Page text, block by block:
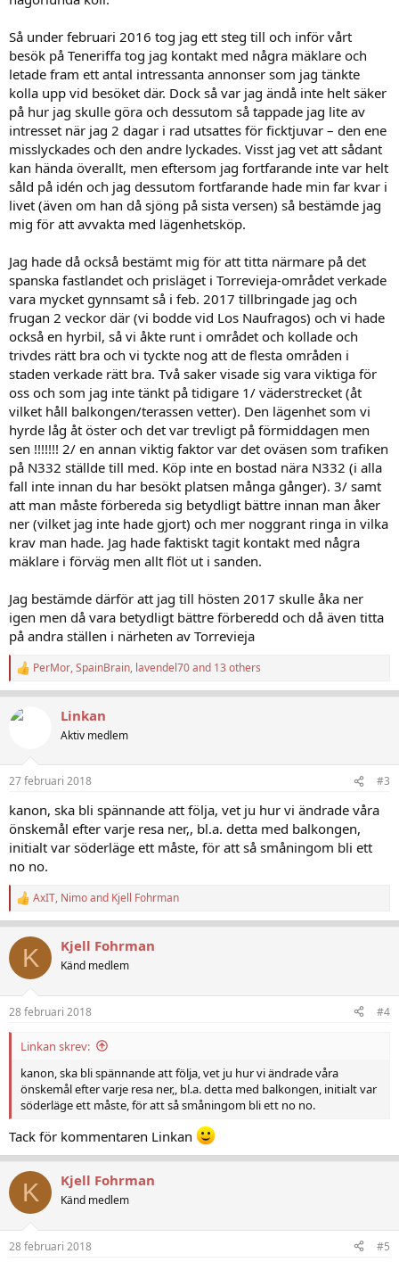
Så under februari 2016 tog jag ett steg till och inför vårt
besök på Teneriffa tog jag kontakt med några mäklare och
letade fram ett antal intressanta annonser som jag tänkte
kolla upp vid besöket där. Dock så var jag ändå inte helt säker
på hur jag skulle göra och dessutom så tappade jag lite av
intresset när jag 2 dagar i rad utsattes för ficktjuvar – den ene
misslyckades och den andre lyckades. Visst jag vet att sådant
kan hända överallt, men eftersom jag fortfarande inte var helt
såld på idén och jag dessutom fortfarande hade min far kvar i
livet (även om han då sjöng på sista versen) så bestämde jag
mig för att avvakta med lägenhetsköp.
Jag hade då också bestämt mig för att titta närmare på det
spanska fastlandet och prisläget i Torrevieja-området verkade
vara mycket gynnsamt så i feb. 2017 tillbringade jag och
frugan 2 veckor där (vi bodde vid Los Naufragos) och vi hade
också en hyrbil, så vi åkte runt i området och kollade och
trivdes rätt bra och vi tyckte nog att de flesta områden i
staden verkade rätt bra. Två saker visade sig vara viktiga för
oss och som jag inte tänkt på tidigare 1/ väderstrecket (åt
vilket håll balkongen/terassen vetter). Den lägenhet som vi
hyrde låg åt öster och det var trevligt på förmiddagen men
sen !!!!!!! 2/ en annan viktig faktor var det oväsen som trafiken
på N332 ställde till med. Köp inte en bostad nära N332 (i alla
fall inte innan du har besökt platsen många gånger). 3/ samt
att man måste förbereda sig betydligt bättre innan man åker
ner (vilket jag inte hade gjort) och mer noggrant ringa in vilka
krav man hade. Jag hade faktiskt tagit kontakt med några
mäklare i förväg men allt flöt ut i sanden.
Jag bestämde därför att jag till hösten 2017 skulle åka ner
igen men då vara betydligt bättre förberedd och då även titta
på andra ställen i närheten av Torrevieja
R
e
a
c
s
PerMor,SpainBrain, lavendel70and 13 others
Linkan
Aktiv medlem
27 februari 2018 #3
kanon, ska bli spännande att följa, vet ju hur vi ändrade våra
önskemål efter varje resa ner,, bl.a. detta med balkongen,
initialt var söderläge ett måste, för att så småningom bli ett
no no.
R
e
c
i
s
AxIT, Nimoand Kjell Fohrman
K Kjell Fohrman
Känd medlem
28 februari 2018 #4
Linkan skrev:
kanon, ska bli spännande att följa, vet ju hur vi ändrade våra
önskemål efter varje resa ner,, bl.a. detta med balkongen, initialt var
söderläge ett måste, för att så småningom bli ett no no.
Tack för kommentaren Linkan
K Kjell Fohrman
Känd medlem
28 februari 2018 #5